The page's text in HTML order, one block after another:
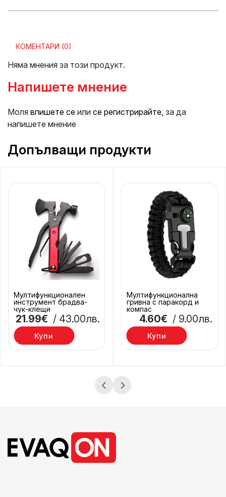
КОМЕНТАРИ (0)
Няма мнения за този продукт.
Напишете мнение
Моля впишете се или се регистрирайте, за да
напишете мнение
Допълващи продукти
21.99€ / 43.00лв.
Мултифункционален
инструмент брадва-
чук-клещи
Купи
4.60€ / 9.00лв.
Мултифункционална
гривна с паракорд и
компас
Купи